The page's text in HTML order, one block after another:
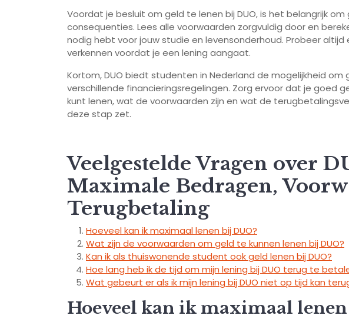
Voordat je besluit om geld te lenen bij DUO, is het belangrijk
consequenties. Lees alle voorwaarden zorgvuldig door en
nodig hebt voor jouw studie en levensonderhoud. Probeer
verkennen voordat je een lening aangaat.
Kortom, DUO biedt studenten in Nederland de mogelijkheid om
verschillende financieringsregelingen. Zorg ervoor dat je goed
kunt lenen, wat de voorwaarden zijn en wat de
deze stap zet.
Veelgestelde Vragen over
Maximale Bedragen,
Terugbetaling
Hoeveel kan ik maximaal lenen bij DUO?
Wat zijn de voorwaarden om geld te kunnen lenen bij DUO?
Kan ik als thuiswonende student ook geld lenen bij DUO?
Hoe lang heb ik de tijd om mijn lening bij DUO terug te
Wat gebeurt er als ik mijn lening bij DUO niet op tijd kan
Hoeveel kan ik maximaal